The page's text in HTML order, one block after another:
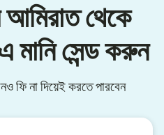
থেকে
মানি সেন্ড করুন
ফি না দিয়েই করতে পারবেন